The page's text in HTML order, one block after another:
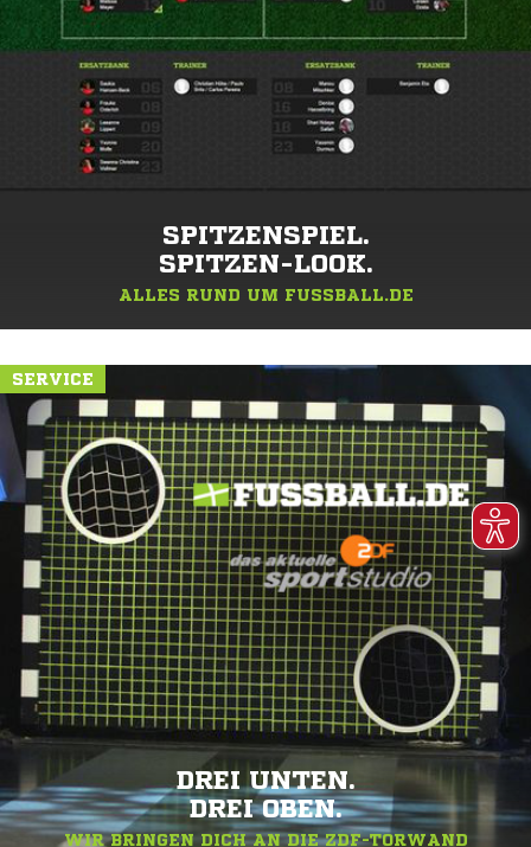
SPITZENSPIEL.
SPITZEN-LOOK.
ALLES RUND UM FUSSBALL.DE
SERVICE
DREI UNTEN.
DREI OBEN.
WIR BRINGEN DICH AN DIE ZDF-TORWAND